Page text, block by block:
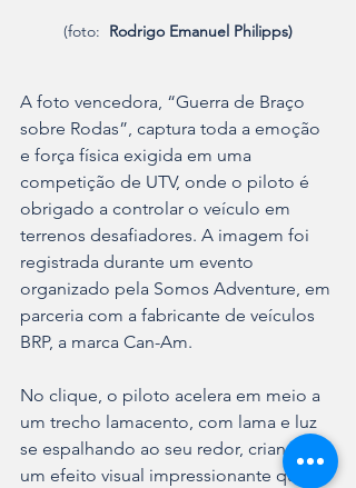
(foto: Rodrigo Emanuel Philipps)
A foto vencedora, “Guerra de Braço
sobre Rodas”, captura toda a emoção
e força física exigida em uma
competição de UTV, onde o piloto é
obrigado a controlar o veículo em
terrenos desafiadores. A imagem foi
registrada durante um evento
organizado pela Somos Adventure, em
parceria com a fabricante de veículos
BRP, a marca Can-Am.
No clique, o piloto acelera em meio a
um trecho lamacento, com lama e luz
se espalhando ao seu redor, criando
um efeito visual impressionante que